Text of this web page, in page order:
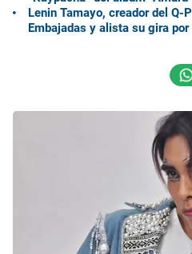
Lenin Tamayo, creador del Q-
Embajadas y alista su gira